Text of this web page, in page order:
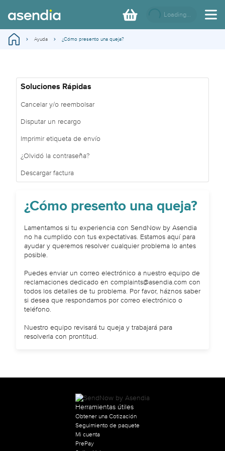
Loading...
Ayuda ¿Cómo presento una queja?
Soluciones Rápidas
Cancelar y/o reembolsar
Disputar un recargo
Imprimir etiqueta de envío
¿Olvidó la contraseña?
Descargar factura
¿Cómo presento una queja?
Lamentamos si tu experiencia con SendNow by Asendia
no ha cumplido con tus expectativas. Estamos aquí para
ayudar y queremos resolver cualquier problema lo antes
posible.
Puedes enviar un correo electrónico a nuestro equipo de
reclamaciones dedicado en complaints@asendia.com con
todos los detalles de tu problema. Por favor, háznos saber
si desea que respondamos por correo electrónico o
teléfono.
Nuestro equipo revisará tu queja y trabajará para
resolverla con prontitud.
Herramientas útiles
Obtener una Cotización
Seguimiento de paquete
Mi cuenta
PrePay